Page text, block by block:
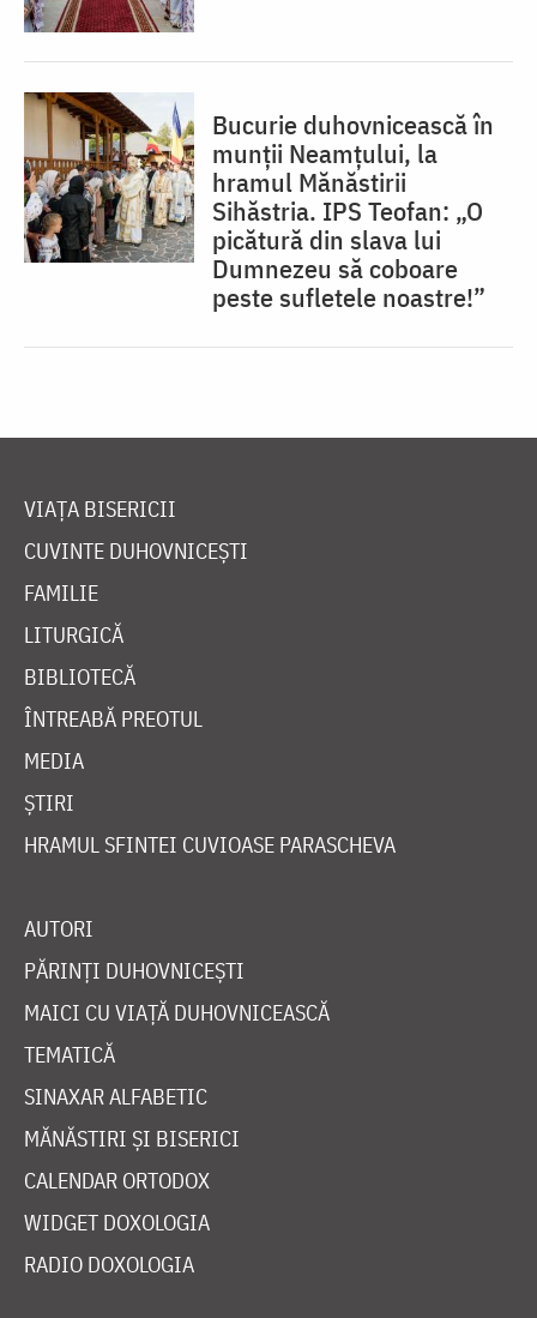
Bucurie duhovnicească în
munții Neamțului, la
hramul Mănăstirii
Sihăstria. IPS Teofan: „O
picătură din slava lui
Dumnezeu să coboare
peste sufletele noastre!”
VIAȚA BISERICII
CUVINTE DUHOVNICEȘTI
FAMILIE
LITURGICĂ
BIBLIOTECĂ
ÎNTREABĂ PREOTUL
MEDIA
ȘTIRI
HRAMUL SFINTEI CUVIOASE PARASCHEVA
AUTORI
PĂRINȚI DUHOVNICEȘTI
MAICI CU VIAȚĂ DUHOVNICEASCĂ
TEMATICĂ
SINAXAR ALFABETIC
MĂNĂSTIRI ȘI BISERICI
CALENDAR ORTODOX
WIDGET DOXOLOGIA
RADIO DOXOLOGIA